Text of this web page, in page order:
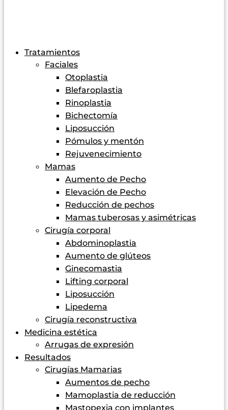
Tratamientos
Faciales
Otoplastia
Blefaroplastia
Rinoplastia
Bichectomía
Liposucción
Pómulos y mentón
Rejuvenecimiento
Mamas
Aumento de Pecho
Elevación de Pecho
Reducción de pechos
Mamas tuberosas y asimétricas
Cirugía corporal
Abdominoplastia
Aumento de glúteos
Ginecomastia
Lifting corporal
Liposucción
Lipedema
Cirugía reconstructiva
Medicina estética
Arrugas de expresión
Resultados
Cirugías Mamarias
Aumentos de pecho
Mamoplastia de reducción
Mastopexia con implantes